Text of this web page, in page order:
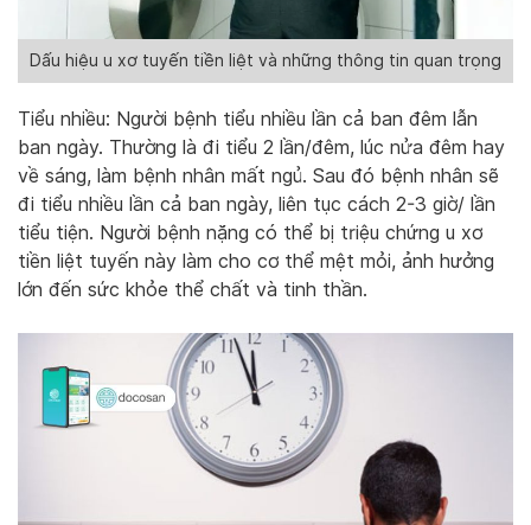
Dấu hiệu u xơ tuyến tiền liệt và những thông tin quan trọng
Tiểu nhiều: Người bệnh tiểu nhiều lần cả ban đêm lẫn
ban ngày. Thường là đi tiểu 2 lần/đêm, lúc nửa đêm hay
về sáng, làm bệnh nhân mất ngủ. Sau đó bệnh nhân sẽ
đi tiểu nhiều lần cả ban ngày, liên tục cách 2-3 giờ/ lần
tiểu tiện. Người bệnh nặng có thể bị triệu chứng u xơ
tiền liệt tuyến này làm cho cơ thể mệt mỏi, ảnh hưởng
lớn đến sức khỏe thể chất và tinh thần.